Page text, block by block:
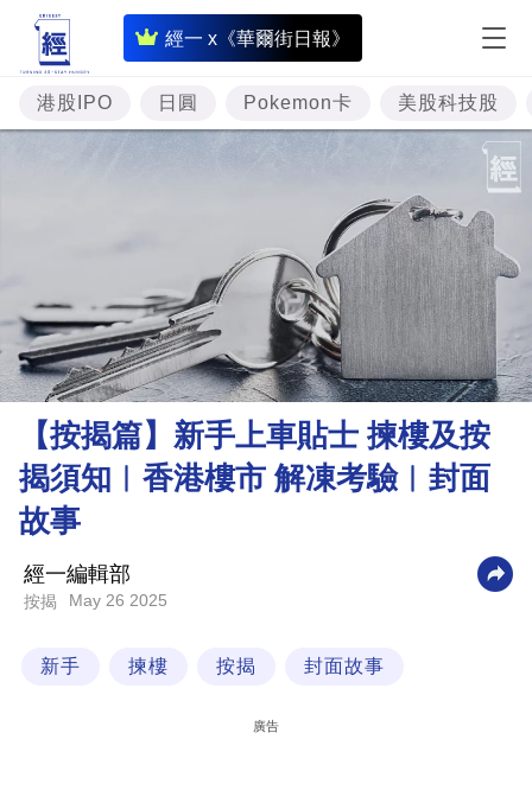
經一 x《華爾街日報》
即
時
財
經
樓
市
理
財
商
技
場
港股IPO 日圓 Pokemon卡 美股科技股
【按揭篇】新手上車貼士 揀樓及按
揭須知︳香港樓市 解凍考驗︳封面
故事
經一編輯部
按揭 May 26 2025
新手 揀樓 按揭 封面故事
廣告